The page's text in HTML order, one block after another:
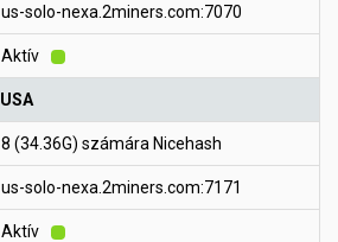
us-solo-nexa.2miners.com:7070
Aktív
USA
8 (34.36G) számára Nicehash
us-solo-nexa.2miners.com:7171
Aktív